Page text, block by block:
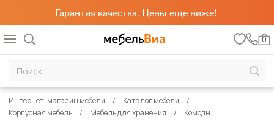
Гарантия качества. Цены еще ниже!
0
Интернет-магазин мебели
Каталог мебели
Корпусная мебель
Мебель для хранения Комоды